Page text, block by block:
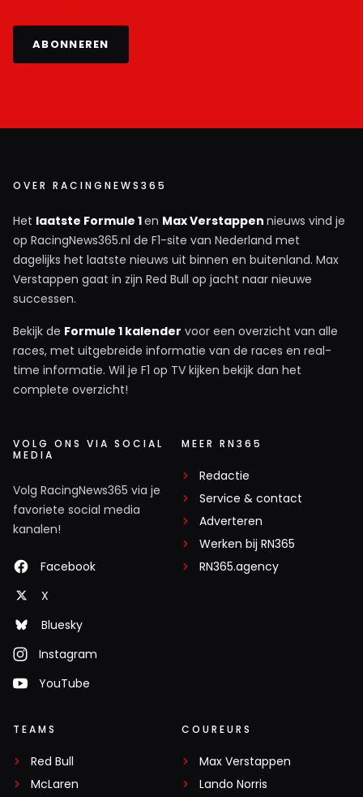
ABONNEREN
OVER RACINGNEWS365
Het laatste Formule 1en Max Verstappen nieuws vind je
op RacingNews365.nl de F1-site van Nederland met
dagelijks het laatste nieuws uit binnen en buitenland. Max
Verstappen gaat in zijn Red Bull op jacht naar nieuwe
successen.
Bekijk de Formule 1 kalender voor een overzicht van alle
races, met uitgebreide informatie van de races en real-
time informatie. Wil je F1 op TV kijken bekijk dan het
complete overzicht!
VOLG ONS VIA SOCIAL
MEDIA
Volg RacingNews365 via je
favoriete social media
kanalen!
Facebook
X
Bluesky
Instagram
YouTube
MEER RN365
Redactie
Service & contact
Adverteren
Werken bij RN365
RN365.agency
TEAMS
Red Bull
McLaren
COUREURS
Max Verstappen
Lando Norris